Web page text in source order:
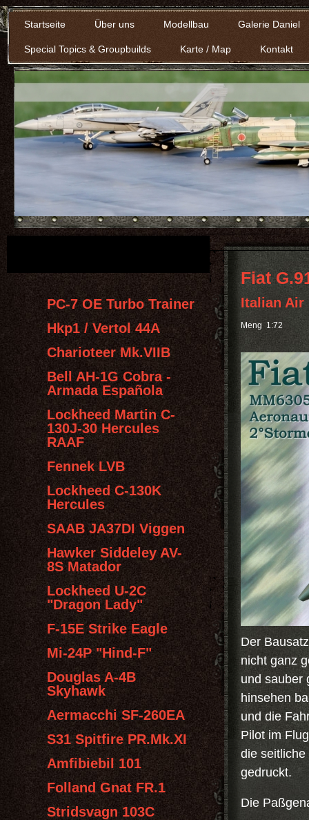
Startseite Über uns Modellbau Galerie Daniel
Special Topics & Groupbuilds Karte / Map Kontakt
Fiat
Italian Air
Meng 1:72
Der
nicht ganz
und sauber
hinsehen
und die
Pilot im
die
gedruckt.
Die
PC-7 OE Turbo Trainer
Hkp1 / Vertol 44A
Charioteer Mk.VIIB
Bell AH-1G Cobra -
Armada Española
Lockheed Martin C-
130J-30 Hercules
RAAF
Fennek LVB
Lockheed C-130K
Hercules
SAAB JA37DI Viggen
Hawker Siddeley AV-
8S Matador
Lockheed U-2C
"Dragon Lady"
F-15E Strike Eagle
Mi-24P "Hind-F"
Douglas A-4B
Skyhawk
Aermacchi SF-260EA
S31 Spitfire PR.Mk.XI
Amfibiebil 101
Folland Gnat FR.1
Stridsvagn 103C